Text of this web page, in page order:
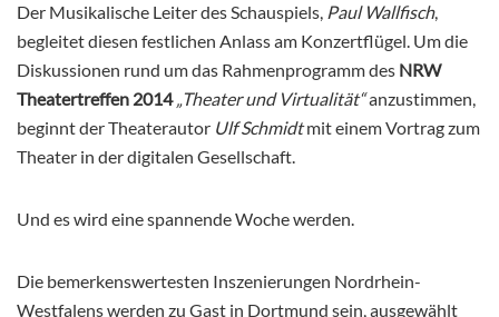
Der Musikalische Leiter des Schauspiels, Paul Wallfisch,
begleitet diesen festlichen Anlass am Konzertflügel. Um die
Diskussionen rund um das Rahmenprogramm des NRW
Theatertreffen 2014 „Theater und Virtualität“anzustimmen,
beginnt der Theaterautor Ulf Schmidtmit einem Vortrag zum
Theater in der digitalen Gesellschaft.
Und es wird eine spannende Woche werden.
Die bemerkenswertesten Inszenierungen Nordrhein-
Westfalens werden zu Gast in Dortmund sein, ausgewählt